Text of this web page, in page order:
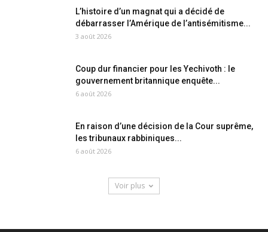
L’histoire d’un magnat qui a décidé de
débarrasser l’Amérique de l’antisémitisme...
3 août 2026
Coup dur financier pour les Yechivoth : le
gouvernement britannique enquête...
6 août 2026
En raison d’une décision de la Cour suprême,
les tribunaux rabbiniques...
6 août 2026
Voir plus